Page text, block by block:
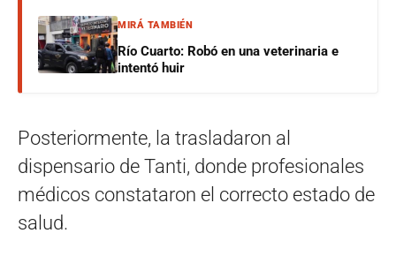
MIRÁ TAMBIÉN
Río Cuarto: Robó en una veterinaria e
intentó huir
Posteriormente, la trasladaron al
dispensario de Tanti, donde profesionales
médicos constataron el correcto estado de
salud.